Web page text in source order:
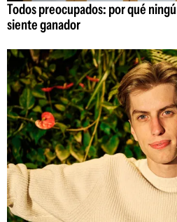
Todos preocupados: por qué
siente ganador